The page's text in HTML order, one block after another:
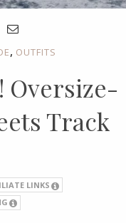
, OUTFITS
Oversize-
Track
LINKS